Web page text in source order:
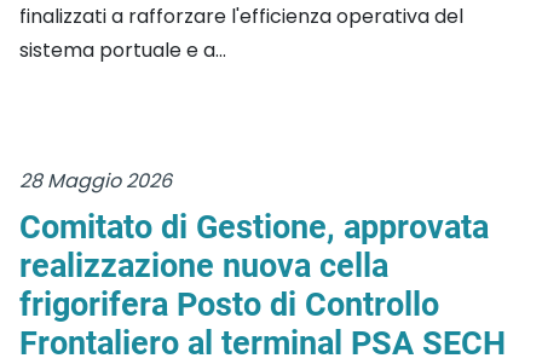
finalizzati a rafforzare l'efficienza operativa del
sistema portuale e a...
28 Maggio 2026
Comitato di Gestione, approvata
realizzazione nuova cella
frigorifera Posto di Controllo
Frontaliero al terminal PSA SECH